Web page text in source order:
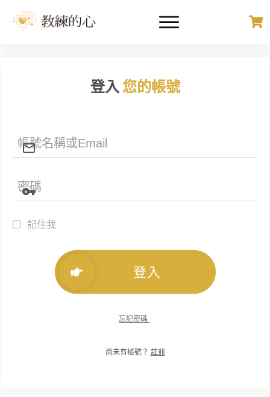
登入您的帳號
記住我
登入
忘記密碼
尚未有帳號？ 註冊